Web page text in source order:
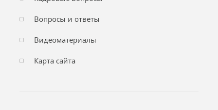
Вопросы и ответы
Видеоматериалы
Карта сайта